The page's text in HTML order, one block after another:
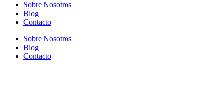
Sobre Nosotros
Blog
Contacto
Sobre Nosotros
Blog
Contacto